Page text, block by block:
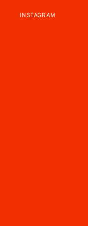
INSTAGRAM